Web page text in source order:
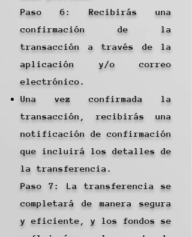
Paso 6: Recibirás una
confirmación de la
transacción a través de la
aplicación y/o correo
electrónico.
Una vez confirmada la
transacción, recibirás una
notificación de confirmación
que incluirá los detalles de
la transferencia.
Paso 7: La transferencia se
completará de manera segura
y eficiente, y los fondos se